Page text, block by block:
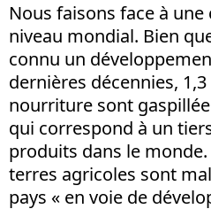
Nous faisons face à
niveau mondial. Bien
connu un
dernières décennies,
nourriture sont
qui correspond à un
produits dans le
terres agricoles sont
pays « en voie de